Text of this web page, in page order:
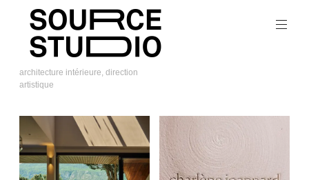
Skip
content
Source
architecture intérieure, direction
artistique
RÉALISATIONS